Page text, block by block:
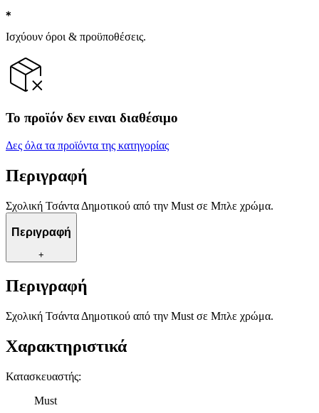
Ισχύουν όροι & προϋποθέσεις.
Το προϊόν δεν ειναι διαθέσιμο
Δες όλα τα προϊόντα της κατηγορίας
Περιγραφή
Σχολική Τσάντα Δημοτικού από την Must σε Μπλε χρώμα.
Περιγραφή
+
Περιγραφή
Σχολική Τσάντα Δημοτικού από την Must σε Μπλε χρώμα.
Χαρακτηριστικά
Κατασκευαστής:
Must